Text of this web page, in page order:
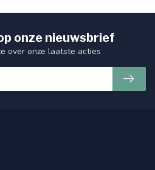
onze nieuwsbrief
over onze laatste acties